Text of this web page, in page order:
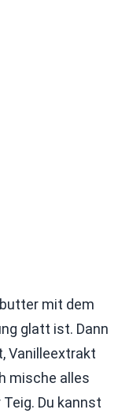
mit dem
glatt ist. Dann
Vanilleextrakt
mische alles
Du kannst